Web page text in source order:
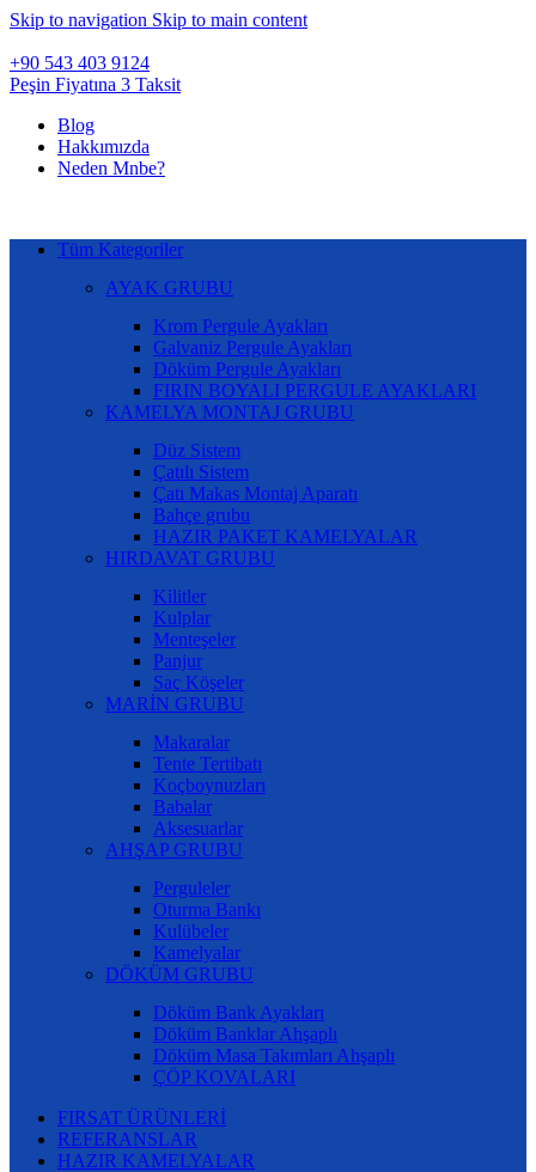
Skip to navigation Skip to main content
+90 543 403 9124
Peşin Fiyatına 3 Taksit
Blog
Hakkımızda
Neden Mnbe?
Tüm Kategoriler
AYAK GRUBU
Krom Pergule Ayakları
Galvaniz Pergule Ayakları
Döküm Pergule Ayakları
FIRIN BOYALI PERGULE AYAKLARI
KAMELYA MONTAJ GRUBU
Düz Sistem
Çatılı Sistem
Çatı Makas Montaj Aparatı
Bahçe grubu
HAZIR PAKET KAMELYALAR
HIRDAVAT GRUBU
Kilitler
Kulplar
Menteşeler
Panjur
Saç Köşeler
MARİN GRUBU
Makaralar
Tente Tertibatı
Koçboynuzları
Babalar
Aksesuarlar
AHŞAP GRUBU
Perguleler
Oturma Bankı
Kulübeler
Kamelyalar
DÖKÜM GRUBU
Döküm Bank Ayakları
Döküm Banklar Ahşaplı
Döküm Masa Takımları Ahşaplı
ÇÖP KOVALARI
FIRSAT ÜRÜNLERİ
REFERANSLAR
HAZIR KAMELYALAR